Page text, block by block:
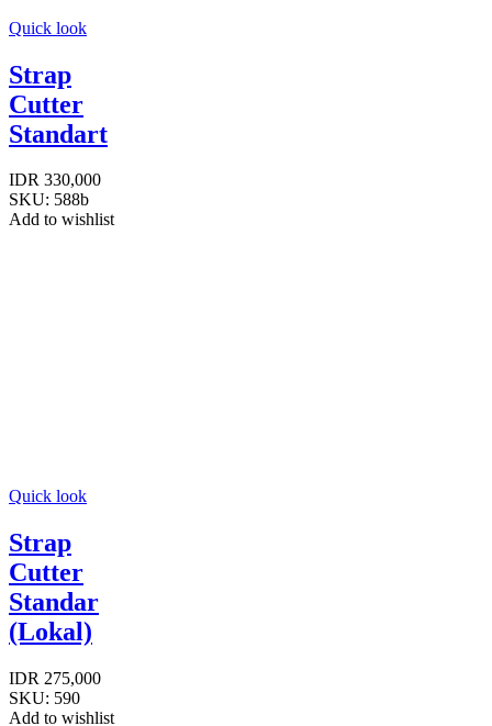
Quick look
Strap
Cutter
Standart
IDR 330,000
SKU: 588b
Add to wishlist
Quick look
Strap
Cutter
Standar
(Lokal)
IDR 275,000
SKU: 590
Add to wishlist